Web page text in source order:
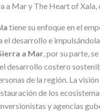
a Mar y The Heart of Xala,
tiene su enfoque en el
el desarrollo e
a Mar, por su parte,
desarrollo costero
de la región. La
de los
y agencias